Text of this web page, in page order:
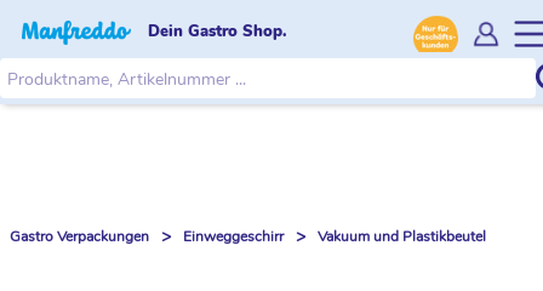
Dein Gastro Shop.
Gastro Verpackungen > Einweggeschirr > Vakuum und Plastikbeutel